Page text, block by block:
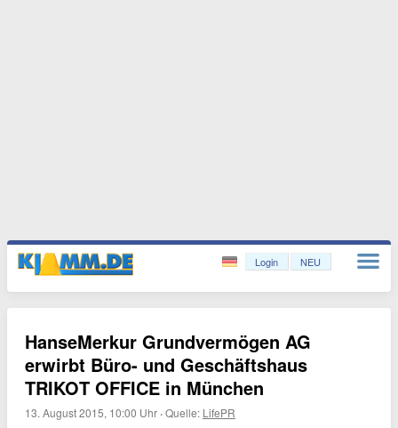
Login NEU
HanseMerkur Grundvermögen AG
erwirbt Büro- und Geschäftshaus
TRIKOT OFFICE in München
13. August 2015, 10:00 Uhr ·Quelle: LifePR